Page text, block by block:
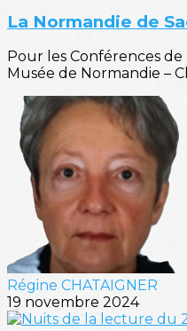
La Normandie de
Pour les Conférences de
Musée de Normandie –
Régine CHATAIGNER
19 novembre 2024